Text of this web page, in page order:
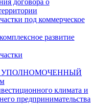
договора о
под коммерческое
развитие
климата и
предпринимательства